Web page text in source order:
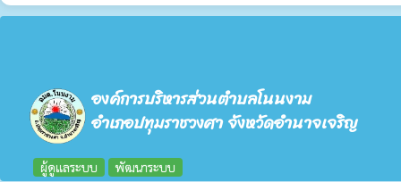
องค์การบริหารส่วนตำบลโนนงาม
อำเภอปทุมราชวงศา จังหวัดอำนาจเจริญ
ผู้ดูแลระบบ พัฒนาระบบ